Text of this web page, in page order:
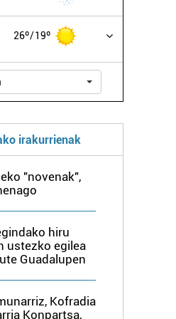
eta hirugarrenen cookie-
esperientzia eta
cookie teknologiaz
26º 19º
irakurrienak
"novenak",
hiru
ustezko egilea
Guadalupen
Kofradia
Konpartsa,